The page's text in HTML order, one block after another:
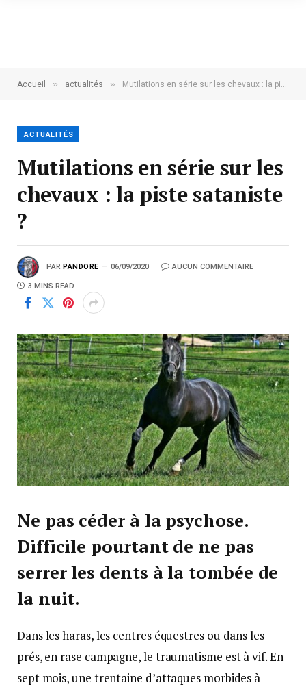
Accueil » actualités » Mutilations en série sur les chevaux : la piste sataniste ?
ACTUALITÉS
Mutilations en série sur les
chevaux : la piste sataniste
?
PAR PANDORE 06/09/2020 AUCUN COMMENTAIRE
3 MINS READ
Ne pas céder à la psychose.
Difficile pourtant de ne pas
serrer les dents à la tombée de
la nuit.
Dans les haras, les centres équestres ou dans les
prés, en rase campagne, le traumatisme est à vif. En
sept mois, une trentaine d’attaques morbides à